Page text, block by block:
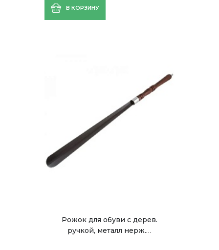
В КОРЗИНУ
Рожок для обуви с дерев.
ручкой, металл нерж.…